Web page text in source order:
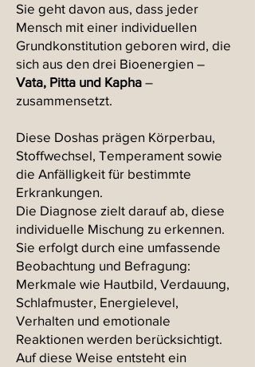
Sie geht davon aus, dass jeder
Mensch mit einer individuellen
Grundkonstitution geboren wird, die
sich aus den drei Bioenergien –
Vata, Pitta und Kapha –
zusammensetzt.
Diese Doshas prägen Körperbau,
Stoffwechsel, Temperament sowie
die Anfälligkeit für bestimmte
Erkrankungen.
Die Diagnose zielt darauf ab, diese
individuelle Mischung zu erkennen.
Sie erfolgt durch eine umfassende
Beobachtung und Befragung:
Merkmale wie Hautbild, Verdauung,
Schlafmuster, Energielevel,
Verhalten und emotionale
Reaktionen werden berücksichtigt.
Auf diese Weise entsteht ein